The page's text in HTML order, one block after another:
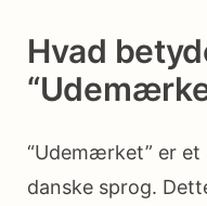
Hvad
“Udemærket” er
danske sprog.